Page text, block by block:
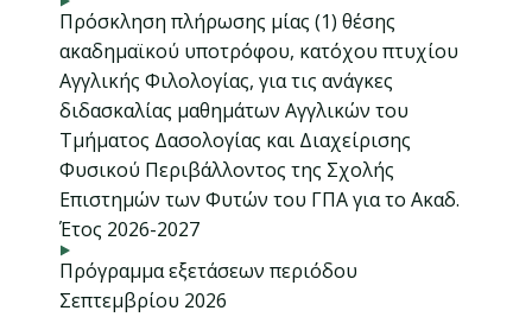
Πρόσκληση πλήρωσης μίας (1) θέσης
ακαδημαϊκού υποτρόφου, κατόχου πτυχίου
Αγγλικής Φιλολογίας, για τις ανάγκες
διδασκαλίας μαθημάτων Αγγλικών του
Τμήματος Δασολογίας και Διαχείρισης
Φυσικού Περιβάλλοντος της Σχολής
Επιστημών των Φυτών του ΓΠΑ για το Ακαδ.
Έτος 2026-2027
Πρόγραμμα εξετάσεων περιόδου
Σεπτεμβρίου 2026